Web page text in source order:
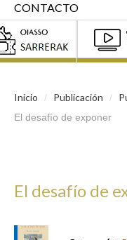
CONTACTO
Inicio / Publicación /
El desafío de exponer
El desafío de